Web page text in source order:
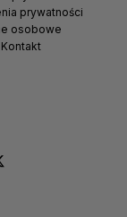
prywatności
osobowe
Kontakt